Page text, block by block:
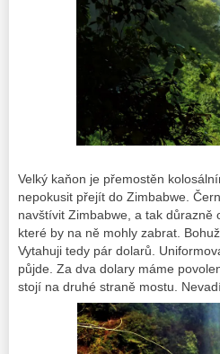
Velký kaňon je přemostěn
nepokusit přejít do Zimbabwe.
navštívit Zimbabwe, a tak důrazně
které by na ně mohly zabrat.
Vytahuji tedy pár dolarů.
půjde. Za dva dolary máme
stojí na druhé straně mostu.